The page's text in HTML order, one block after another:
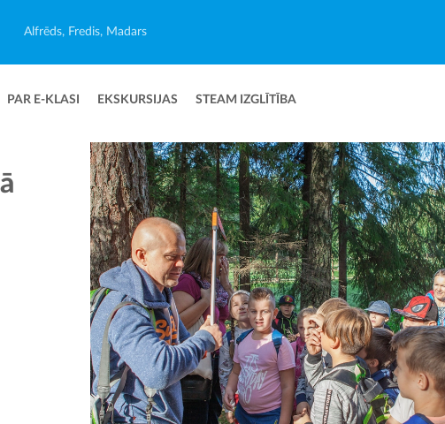
Alfrēds, Fredis, Madars
PAR E-KLASI EKSKURSIJAS STEAM IZGLĪTĪBA